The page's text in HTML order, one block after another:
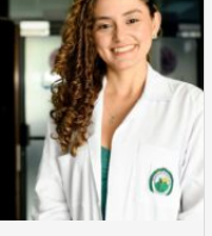
investiga